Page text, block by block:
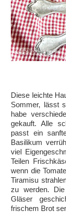
Diese leichte
Sommer, lässt
habe
gekauft. Alle
passt ein
Basilikum
viel
Teilen
wenn die
Tiramisu
zu werden.
Gläser
frischem Brot